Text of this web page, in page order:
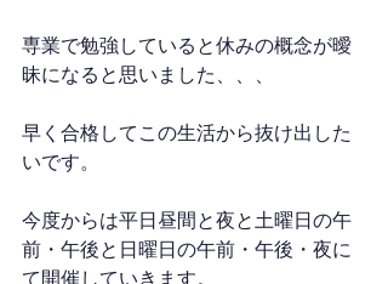
専業で勉強していると休みの概念が曖
昧になると思いました、、、
早く合格してこの生活から抜け出した
いです。
今度からは平日昼間と夜と土曜日の午
前・午後と日曜日の午前・午後・夜に
て開催していきます。